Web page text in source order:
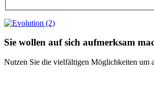
Sie wollen auf sich aufmerksam
Nutzen Sie die vielfältigen Möglichkeiten um